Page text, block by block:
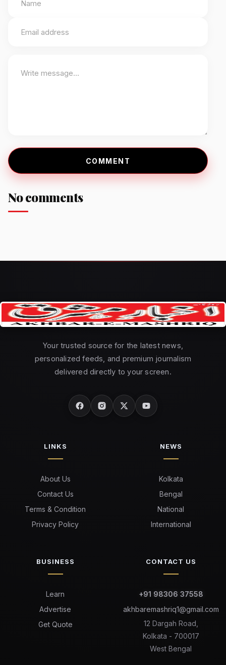
COMMENT
No comments
Your trusted source for the latest news,
personalized feeds, and premium journalism
delivered directly to your screen.
LINKS
About Us
Contact Us
Terms & Condition
Privacy Policy
NEWS
Kolkata
Bengal
National
International
BUSINESS
Learn
Advertise
Get Quote
CONTACT US
+91 98306 37558
akhbaremashriq1@gmail.com
12 Dargah Road,
Kolkata - 700017
West Bengal